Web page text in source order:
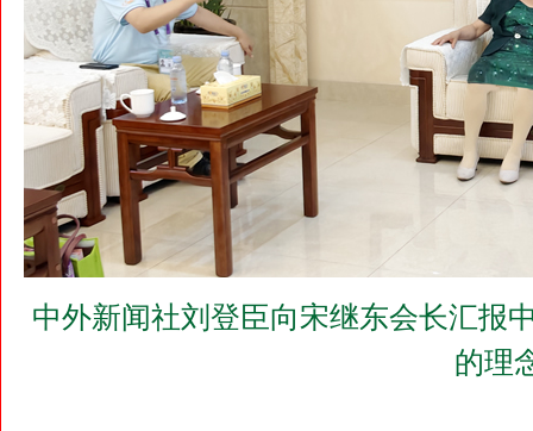
中外新闻社刘登臣向宋继东会长汇报
的理